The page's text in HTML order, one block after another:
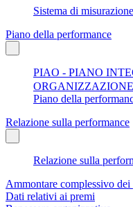
Sistema di
Piano della performance
PIAO - PIANO
ORGANIZZAZIONE
Piano della
Relazione sulla performance
Relazione sulla
Ammontare complessivo dei
Dati relativi ai premi